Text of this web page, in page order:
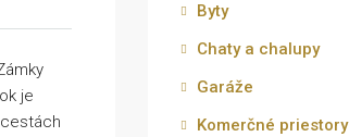
je
Byty
Chaty a chalupy
Garáže
Komerčné priestory